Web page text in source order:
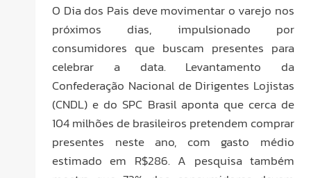
O Dia dos Pais deve movimentar o varejo nos
próximos dias, impulsionado por
consumidores que buscam presentes para
celebrar a data. Levantamento da
Confederação Nacional de Dirigentes Lojistas
(CNDL) e do SPC Brasil aponta que cerca de
104 milhões de brasileiros pretendem comprar
presentes neste ano, com gasto médio
estimado em R$286. A pesquisa também